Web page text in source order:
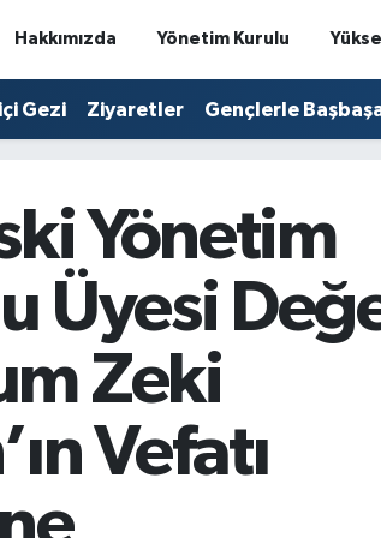
Hakkımızda Yönetim Kurulu
Gezi Ziyaretler Gençlerle
Yönetim
Üyesi
Zeki
Vefatı